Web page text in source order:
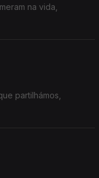
na vida,
partilhámos,